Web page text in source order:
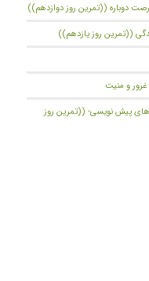
دوباره ((تمرین روز دوازدهم))
((تمرین روز یازدهم))
و منیت
پیش نویسی- ((تمرین روز